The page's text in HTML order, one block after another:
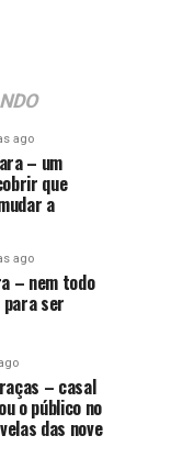
ago
– um
que
a
ago
– nem todo
ser
– casal
o público no
das nove